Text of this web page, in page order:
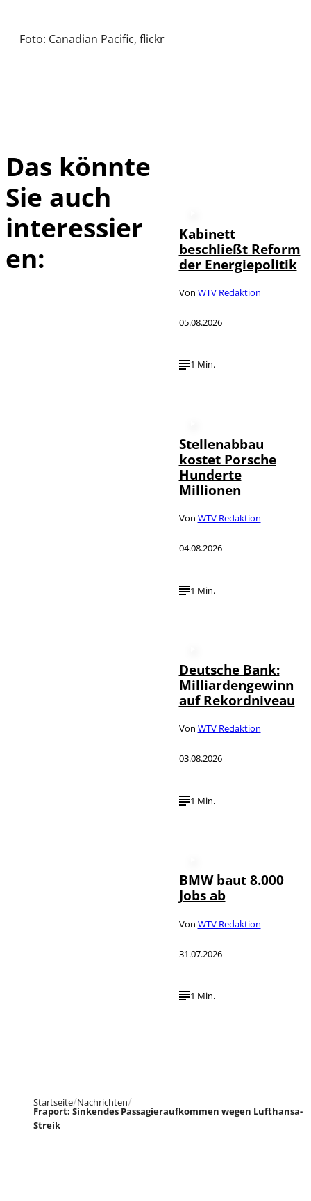
Foto: Canadian Pacific, flickr
Das könnte
Sie auch
interessier
en:
Kabinett
beschließt Reform
der Energiepolitik
Von WTV Redaktion
05.08.2026
1 Min.
Stellenabbau
kostet Porsche
Hunderte
Millionen
Von WTV Redaktion
04.08.2026
1 Min.
Deutsche Bank:
Milliardengewinn
auf Rekordniveau
Von WTV Redaktion
03.08.2026
1 Min.
BMW baut 8.000
Jobs ab
Von WTV Redaktion
31.07.2026
1 Min.
Startseite Nachrichten
Fraport: Sinkendes Passagieraufkommen wegen Lufthansa-
Streik